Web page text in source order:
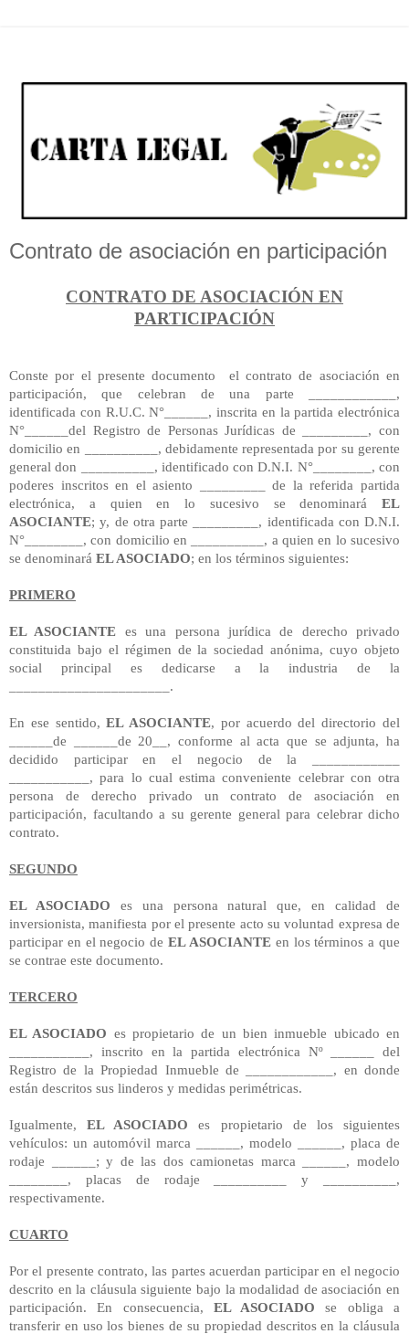
Contrato de asociación en participación
CONTRATO DE ASOCIACIÓN EN
PARTICIPACIÓN
Conste por el presente documento el contrato de asociación en
participación, que celebran de una parte ____________,
identificada con R.U.C. N°______, inscrita en la partida electrónica
N°______del Registro de Personas Jurídicas de _________, con
domicilio en __________, debidamente representada por su gerente
general don __________, identificado con D.N.I. N°________, con
poderes inscritos en el asiento _________ de la referida partida
electrónica, a quien en lo sucesivo se denominará EL
ASOCIANTE; y, de otra parte _________, identificada con D.N.I.
N°________, con domicilio en __________, a quien en lo sucesivo
se denominará EL ASOCIADO; en los términos siguientes:
PRIMERO
EL ASOCIANTE es una persona jurídica de derecho privado
constituida bajo el régimen de la sociedad anónima, cuyo objeto
social principal es dedicarse a la industria de la
______________________.
En ese sentido,EL ASOCIANTE, por acuerdo del directorio del
______de ______de 20__, conforme al acta que se adjunta, ha
decidido participar en el negocio de la ____________
___________, para lo cual estima conveniente celebrar con otra
persona de derecho privado un contrato de asociación en
participación, facultando a su gerente general para celebrar dicho
contrato.
SEGUNDO
EL ASOCIADO es una persona natural que, en calidad de
inversionista, manifiesta por el presente acto su voluntad expresa de
participar en el negocio deEL ASOCIANTEen los términos a que
se contrae este documento.
TERCERO
EL ASOCIADO es propietario de un bien inmueble ubicado en
___________, inscrito en la partida electrónica Nº ______ del
Registro de la Propiedad Inmueble de ____________, en donde
están descritos sus linderos y medidas perimétricas.
Igualmente,EL ASOCIADO es propietario de los siguientes
vehículos: un automóvil marca ______, modelo ______, placa de
rodaje ______; y de las dos camionetas marca ______, modelo
________, placas de rodaje __________ y __________,
respectivamente.
CUARTO
Por el presente contrato, las partes acuerdan participar en el negocio
descrito en la cláusula siguiente bajo la modalidad de asociación en
participación. En consecuencia, EL ASOCIADO se obliga a
transferir en uso los bienes de su propiedad descritos en la cláusula